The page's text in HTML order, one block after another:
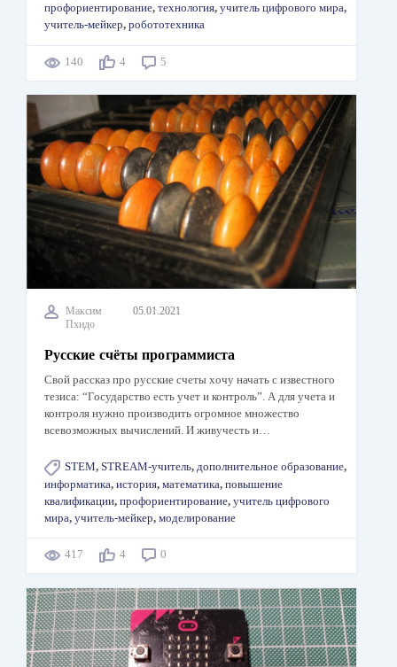
профориентирование, технология, учитель цифрового мира,
учитель-мейкер, робототехника
140 4 5
Максим
Пхидо
05.01.2021
Русские счёты программиста
Свой рассказ про русские счеты хочу начать с известного
тезиса: “Государство есть учет и контроль”. А для учета и
контроля нужно производить огромное множество
всевозможных вычислений. И живучесть и…
STEM, STREAM-учитель, дополнительное образование,
информатика, история, математика, повышение
квалификации, профориентирование, учитель цифрового
мира, учитель-мейкер, моделирование
417 4 0